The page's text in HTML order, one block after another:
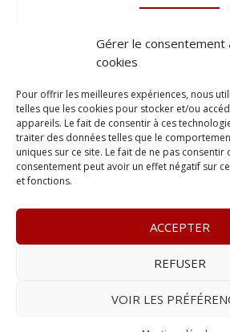
Gérer le consentement
cookies
Pour offrir les meilleures expériences, nous
telles que les cookies pour stocker et/ou
appareils. Le fait de consentir à ces
traiter des données telles que le
uniques sur ce site. Le fait de ne pas
consentement peut avoir un effet négatif sur
et fonctions.
ACCEPTER
REFUSER
VOIR LES
– www.lelegis.fr –
– E-mail :